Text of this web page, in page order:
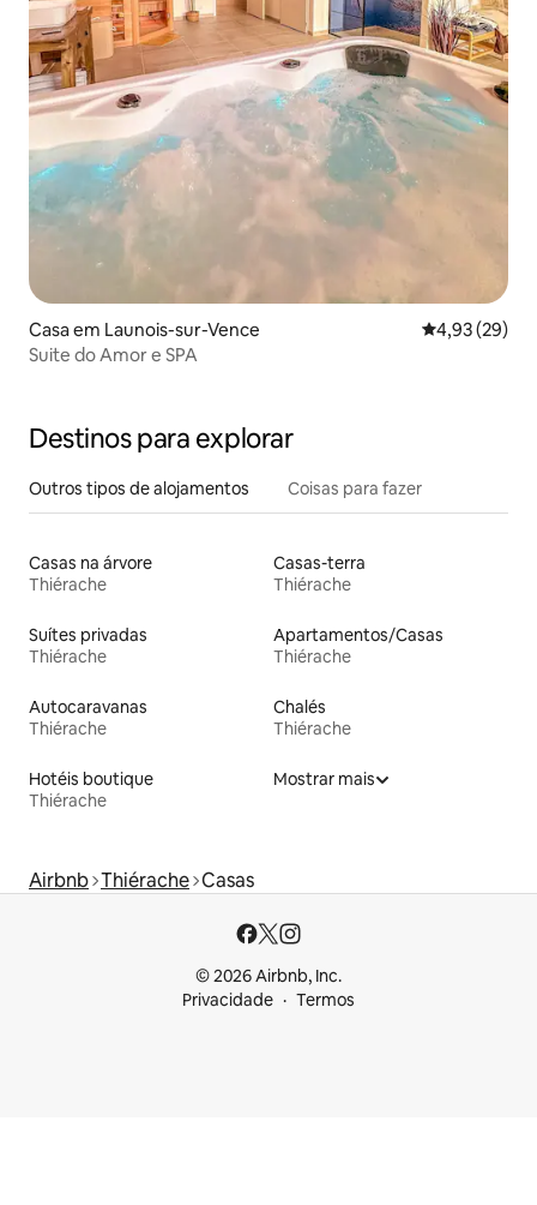
Casa em Launois-sur-Vence Classificação
4,93 (29)
Suite do Amor e SPA
Destinos para explorar
Outros tipos de alojamentos Coisas para fazer
Casas na árvore
Thiérache
Casas-terra
Thiérache
Suítes privadas
Thiérache
Apartamentos/Casas
Thiérache
Autocaravanas
Thiérache
Chalés
Thiérache
Hotéis boutique
Thiérache
Mostrar mais
Airbnb Thiérache Casas
© 2026 Airbnb, Inc.
Privacidade
Termos